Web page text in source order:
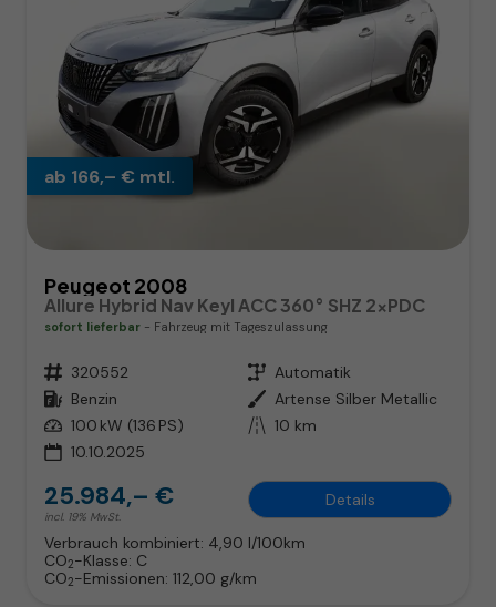
ab 166,– € mtl.
Peugeot 2008
Allure Hybrid Nav Keyl ACC 360° SHZ 2xPDC
sofort lieferbar Fahrzeug mit Tageszulassung
Fahrzeugnr. 320552 Getriebe Automatik
Kraftstoff Benzin Außenfarbe Artense Silber Metallic
Leistung 100 kW (136 PS) Kilometerstand 10 km
10.10.2025
25.984,– €
incl. 19% MwSt.
Details
Verbrauch kombiniert: 4,90 l/100km
CO2-Klasse: C
CO2-Emissionen: 112,00 g/km